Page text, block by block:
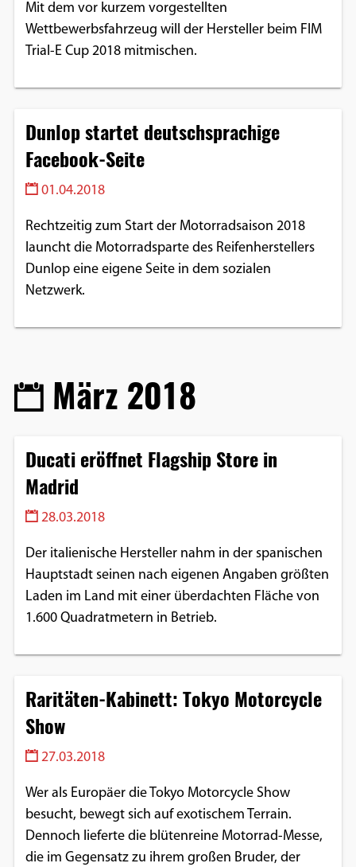
Mit dem vor kurzem vorgestellten
Wettbewerbsfahrzeug will der Hersteller beim FIM
Trial-E Cup 2018 mitmischen.
Dunlop startet deutschsprachige
Facebook-Seite
01.04.2018
Rechtzeitig zum Start der Motorradsaison 2018
launcht die Motorradsparte des Reifenherstellers
Dunlop eine eigene Seite in dem sozialen
Netzwerk.
März 2018
Ducati eröffnet Flagship Store in
Madrid
28.03.2018
Der italienische Hersteller nahm in der spanischen
Hauptstadt seinen nach eigenen Angaben größten
Laden im Land mit einer überdachten Fläche von
1.600 Quadratmetern in Betrieb.
Raritäten-Kabinett: Tokyo Motorcycle
Show
27.03.2018
Wer als Europäer die Tokyo Motorcycle Show
besucht, bewegt sich auf exotischem Terrain.
Dennoch lieferte die blütenreine Motorrad-Messe,
die im Gegensatz zu ihrem großen Bruder, der